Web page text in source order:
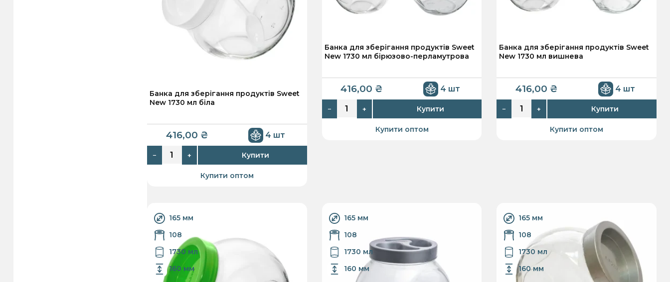
Банка для зберігання продуктів Sweet
New 1730 мл біла
416,00 ₴ 4 шт
− + Купити
Купити оптом
Банка для зберігання продуктів Sweet
New 1730 мл бірюзово-перламутрова
416,00 ₴ 4 шт
− + Купити
Купити оптом
Банка для зберігання продуктів Sweet
New 1730 мл вишнева
416,00 ₴ 4 шт
− + Купити
Купити оптом
165 мм
108
1730 мл
160 мм
165 мм
108
1730 мл
160 мм
165 мм
108
1730 мл
160 мм